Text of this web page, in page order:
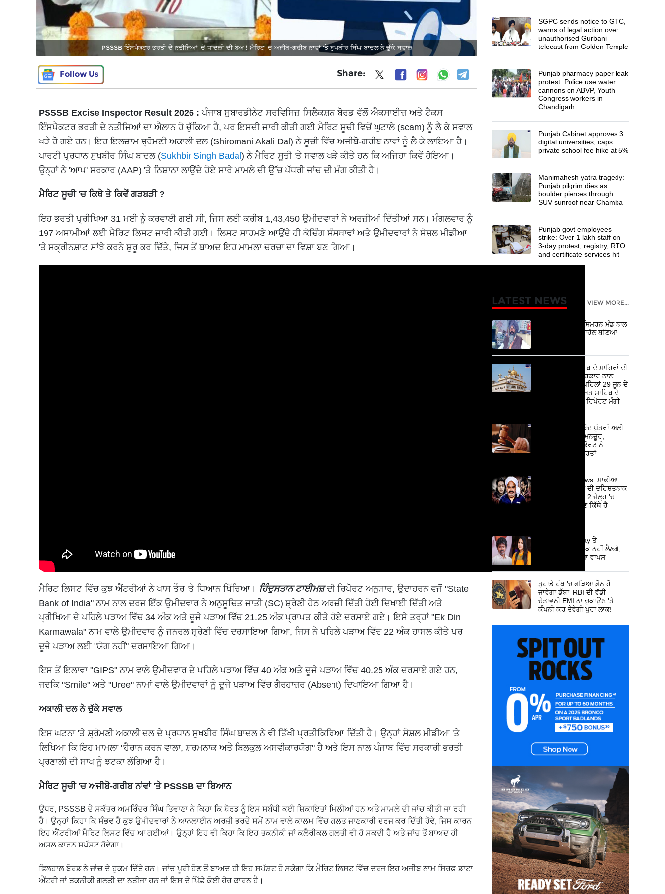
PSSSB ਇੰਸਪੈਕਟਰ ਭਰਤੀ ਦੇ ਨਤੀਜਿਆਂ 'ਚੋਂ ਧਾਂਦਲੀ ਦੀ ਬੋਅ ! ਮੈਰਿਟ 'ਚ ਅਜੀਬੋ-ਗਰੀਬ ਨਾਵਾਂ 'ਤੇ ਸੁਖਬੀਰ ਸਿੰਘ ਬਾਦਲ ਨੇ ਚੁੱਕੇ ਸਵਾਲ
Follow Us Share:
PSSSB Excise Inspector Result 2026 : ਪੰਜਾਬ ਸੁਬਾਰਡੀਨੇਟ ਸਰਵਿਸਿਜ਼ ਸਿਲੈਕਸ਼ਨ ਬੋਰਡ ਵੱਲੋਂ ਐਕਸਾਈਜ਼ ਅਤੇ ਟੈਕਸ
ਇੰਸਪੈਕਟਰ ਭਰਤੀ ਦੇ ਨਤੀਜਿਆਂ ਦਾ ਐਲਾਨ ਹੋ ਚੁੱਕਿਆ ਹੈ, ਪਰ ਇਸਦੀ ਜਾਰੀ ਕੀਤੀ ਗਈ ਮੈਰਿਟ ਸੂਚੀ ਵਿਚੋਂ ਘੁਟਾਲੇ (scam) ਨੂੰ ਲੈ ਕੇ ਸਵਾਲ
ਖੜੇ ਹੋ ਗਏ ਹਨ। ਇਹ ਇਲਜ਼ਾਮ ਸ਼੍ਰੋਮਣੀ ਅਕਾਲੀ ਦਲ (Shiromani Akali Dal) ਨੇ ਸੂਚੀ ਵਿੱਚ ਅਜੀਬੋ-ਗਰੀਬ ਨਾਵਾਂ ਨੂੰ ਲੈ ਕੇ ਲਾਇਆ ਹੈ।
ਪਾਰਟੀ ਪ੍ਰਧਾਨ ਸੁਖਬੀਰ ਸਿੰਘ ਬਾਦਲ (Sukhbir Singh Badal) ਨੇ ਮੈਰਿਟ ਸੂਚੀ 'ਤੇ ਸਵਾਲ ਖੜੇ ਕੀਤੇ ਹਨ ਕਿ ਅਜਿਹਾ ਕਿਵੇਂ ਹੋਇਆ।
ਉਨ੍ਹਾਂ ਨੇ 'ਆਪ' ਸਰਕਾਰ (AAP) 'ਤੇ ਨਿਸ਼ਾਨਾ ਲਾਉਂਦੇ ਹੋਏ ਸਾਰੇ ਮਾਮਲੇ ਦੀ ਉੱਚ ਪੱਧਰੀ ਜਾਂਚ ਦੀ ਮੰਗ ਕੀਤੀ ਹੈ।
ਮੈਰਿਟ ਸੂਚੀ 'ਚ ਕਿਥੇ ਤੇ ਕਿਵੇਂ ਗੜਬੜੀ ?
ਇਹ ਭਰਤੀ ਪ੍ਰੀਖਿਆ 31 ਮਈ ਨੂੰ ਕਰਵਾਈ ਗਈ ਸੀ, ਜਿਸ ਲਈ ਕਰੀਬ 1,43,450 ਉਮੀਦਵਾਰਾਂ ਨੇ ਅਰਜ਼ੀਆਂ ਦਿੱਤੀਆਂ ਸਨ। ਮੰਗਲਵਾਰ ਨੂੰ
197 ਅਸਾਮੀਆਂ ਲਈ ਮੈਰਿਟ ਲਿਸਟ ਜਾਰੀ ਕੀਤੀ ਗਈ। ਲਿਸਟ ਸਾਹਮਣੇ ਆਉਂਦੇ ਹੀ ਕੋਚਿੰਗ ਸੰਸਥਾਵਾਂ ਅਤੇ ਉਮੀਦਵਾਰਾਂ ਨੇ ਸੋਸ਼ਲ ਮੀਡੀਆ
'ਤੇ ਸਕ੍ਰੀਨਸ਼ਾਟ ਸਾਂਝੇ ਕਰਨੇ ਸ਼ੁਰੂ ਕਰ ਦਿੱਤੇ, ਜਿਸ ਤੋਂ ਬਾਅਦ ਇਹ ਮਾਮਲਾ ਚਰਚਾ ਦਾ ਵਿਸ਼ਾ ਬਣ ਗਿਆ।
ਮੈਰਿਟ ਲਿਸਟ ਵਿੱਚ ਕੁਝ ਐਂਟਰੀਆਂ ਨੇ ਖਾਸ ਤੌਰ 'ਤੇ ਧਿਆਨ ਖਿੱਚਿਆ। ਹਿੰਦੁਸਤਾਨ ਟਾਈਮਜ਼ਦੀ ਰਿਪੋਰਟ ਅਨੁਸਾਰ, ਉਦਾਹਰਨ ਵਜੋਂ "State
Bank of India" ਨਾਮ ਨਾਲ ਦਰਜ ਇੱਕ ਉਮੀਦਵਾਰ ਨੇ ਅਨੁਸੂਚਿਤ ਜਾਤੀ (SC) ਸ਼੍ਰੇਣੀ ਹੇਠ ਅਰਜ਼ੀ ਦਿੱਤੀ ਹੋਈ ਦਿਖਾਈ ਦਿੱਤੀ ਅਤੇ
ਪ੍ਰੀਖਿਆ ਦੇ ਪਹਿਲੇ ਪੜਾਅ ਵਿੱਚ 34 ਅੰਕ ਅਤੇ ਦੂਜੇ ਪੜਾਅ ਵਿੱਚ 21.25 ਅੰਕ ਪ੍ਰਾਪਤ ਕੀਤੇ ਹੋਏ ਦਰਸਾਏ ਗਏ। ਇਸੇ ਤਰ੍ਹਾਂ "Ek Din
Karmawala" ਨਾਮ ਵਾਲੇ ਉਮੀਦਵਾਰ ਨੂੰ ਜਨਰਲ ਸ਼੍ਰੇਣੀ ਵਿੱਚ ਦਰਸਾਇਆ ਗਿਆ, ਜਿਸ ਨੇ ਪਹਿਲੇ ਪੜਾਅ ਵਿੱਚ 22 ਅੰਕ ਹਾਸਲ ਕੀਤੇ ਪਰ
ਦੂਜੇ ਪੜਾਅ ਲਈ "ਯੋਗ ਨਹੀਂ" ਦਰਸਾਇਆ ਗਿਆ।
ਇਸ ਤੋਂ ਇਲਾਵਾ "GIPS" ਨਾਮ ਵਾਲੇ ਉਮੀਦਵਾਰ ਦੇ ਪਹਿਲੇ ਪੜਾਅ ਵਿੱਚ 40 ਅੰਕ ਅਤੇ ਦੂਜੇ ਪੜਾਅ ਵਿੱਚ 40.25 ਅੰਕ ਦਰਸਾਏ ਗਏ ਹਨ,
ਜਦਕਿ "Smile" ਅਤੇ "Uree" ਨਾਮਾਂ ਵਾਲੇ ਉਮੀਦਵਾਰਾਂ ਨੂੰ ਦੂਜੇ ਪੜਾਅ ਵਿੱਚ ਗੈਰਹਾਜ਼ਰ (Absent) ਦਿਖਾਇਆ ਗਿਆ ਹੈ।
ਅਕਾਲੀ ਦਲ ਨੇ ਚੁੱਕੇ ਸਵਾਲ
ਇਸ ਘਟਨਾ 'ਤੇ ਸ਼੍ਰੋਮਣੀ ਅਕਾਲੀ ਦਲ ਦੇ ਪ੍ਰਧਾਨ ਸੁਖਬੀਰ ਸਿੰਘ ਬਾਦਲ ਨੇ ਵੀ ਤਿੱਖੀ ਪ੍ਰਤੀਕਿਰਿਆ ਦਿੱਤੀ ਹੈ। ਉਨ੍ਹਾਂ ਸੋਸ਼ਲ ਮੀਡੀਆ 'ਤੇ
ਲਿਖਿਆ ਕਿ ਇਹ ਮਾਮਲਾ "ਹੈਰਾਨ ਕਰਨ ਵਾਲਾ, ਸ਼ਰਮਨਾਕ ਅਤੇ ਬਿਲਕੁਲ ਅਸਵੀਕਾਰਯੋਗ" ਹੈ ਅਤੇ ਇਸ ਨਾਲ ਪੰਜਾਬ ਵਿੱਚ ਸਰਕਾਰੀ ਭਰਤੀ
ਪ੍ਰਣਾਲੀ ਦੀ ਸਾਖ ਨੂੰ ਝਟਕਾ ਲੱਗਿਆ ਹੈ।
ਮੈਰਿਟ ਸੂਚੀ 'ਚ ਅਜੀਬੋ-ਗਰੀਬ ਨਾਂਵਾਂ 'ਤੇ PSSSB ਦਾ ਬਿਆਨ
ਉਧਰ, PSSSB ਦੇ ਸਕੱਤਰ ਅਮਰਿੰਦਰ ਸਿੰਘ ਤਿਵਾਣਾ ਨੇ ਕਿਹਾ ਕਿ ਬੋਰਡ ਨੂੰ ਇਸ ਸਬੰਧੀ ਕਈ ਸ਼ਿਕਾਇਤਾਂ ਮਿਲੀਆਂ ਹਨ ਅਤੇ ਮਾਮਲੇ ਦੀ ਜਾਂਚ ਕੀਤੀ ਜਾ ਰਹੀ
ਹੈ। ਉਨ੍ਹਾਂ ਕਿਹਾ ਕਿ ਸੰਭਵ ਹੈ ਕੁਝ ਉਮੀਦਵਾਰਾਂ ਨੇ ਆਨਲਾਈਨ ਅਰਜ਼ੀ ਭਰਦੇ ਸਮੇਂ ਨਾਮ ਵਾਲੇ ਕਾਲਮ ਵਿੱਚ ਗਲਤ ਜਾਣਕਾਰੀ ਦਰਜ ਕਰ ਦਿੱਤੀ ਹੋਵੇ, ਜਿਸ ਕਾਰਨ
ਇਹ ਐਂਟਰੀਆਂ ਮੈਰਿਟ ਲਿਸਟ ਵਿੱਚ ਆ ਗਈਆਂ। ਉਨ੍ਹਾਂ ਇਹ ਵੀ ਕਿਹਾ ਕਿ ਇਹ ਤਕਨੀਕੀ ਜਾਂ ਕਲੈਰੀਕਲ ਗਲਤੀ ਵੀ ਹੋ ਸਕਦੀ ਹੈ ਅਤੇ ਜਾਂਚ ਤੋਂ ਬਾਅਦ ਹੀ
ਅਸਲ ਕਾਰਨ ਸਪੱਸ਼ਟ ਹੋਵੇਗਾ।
ਫਿਲਹਾਲ ਬੋਰਡ ਨੇ ਜਾਂਚ ਦੇ ਹੁਕਮ ਦਿੱਤੇ ਹਨ। ਜਾਂਚ ਪੂਰੀ ਹੋਣ ਤੋਂ ਬਾਅਦ ਹੀ ਇਹ ਸਪੱਸ਼ਟ ਹੋ ਸਕੇਗਾ ਕਿ ਮੈਰਿਟ ਲਿਸਟ ਵਿੱਚ ਦਰਜ ਇਹ ਅਜੀਬ ਨਾਮ ਸਿਰਫ਼ ਡਾਟਾ
ਐਂਟਰੀ ਜਾਂ ਤਕਨੀਕੀ ਗਲਤੀ ਦਾ ਨਤੀਜਾ ਹਨ ਜਾਂ ਇਸ ਦੇ ਪਿੱਛੇ ਕੋਈ ਹੋਰ ਕਾਰਨ ਹੈ।
SGPC sends notice to GTC,
warns of legal action over
unauthorised Gurbani
telecast from Golden Temple
Punjab pharmacy paper leak
protest: Police use water
cannons on ABVP, Youth
Congress workers in
Chandigarh
Punjab Cabinet approves 3
digital universities, caps
private school fee hike at 5%
Manimahesh yatra tragedy:
Punjab pilgrim dies as
boulder pierces through
SUV sunroof near Chamba
Punjab govt employees
strike: Over 1 lakh staff on
3-day protest; registry, RTO
and certificate services hit
LATEST NEWS VIEW MORE...
ਹਰਿਆਣਾ 'ਚ ਗੁਰਸਿਮਰਨ ਮੰਡ ਨਾਲ
ਕਥਿਤ ਕੁੱਟਮਾਰ, ਮਾਹੌਲ ਬਣਿਆ
ਅਕਾਲ ਤਖ਼ਤ ਸਾਹਿਬ ਦੇ ਮਾਹਿਰਾਂ ਦੀ
ਕਮੇਟੀ ਨੇ ਪੰਜਾਬ ਸਰਕਾਰ ਨਾਲ
ਗੱਲਬਾਤ ਕਰਨ ਤੋਂ ਪਹਿਲਾਂ 29 ਜੂਨ ਦੇ
ਜਥੇਦਾਰ ਅਕਾਲ ਤਖ਼ਤ ਸਾਹਿਬ ਦੇ
ਆਦੇਸ਼ਾਂ ਦੀ ਪਾਲਣਾ ਰਿਪੋਰਟ ਮੰਗੀ
ਅਤੀਕ ਦੇ ਜੇਲ 'ਚ ਬੰਦ ਪੁੱਤਰਾਂ ਅਲੀ
ਤੇ ਉਮਰ ਦੀ ਪੈਰੋਲ ਮਨਜ਼ੂਰ,
ਇਲਾਹਾਬਾਦ ਹਾਈਕੋਰਟ ਨੇ
ਲਗਾਈਆਂ ਸਖ਼ਤ ਸ਼ਰਤਾਂ
Atiq Ahmed News: ਮਾਫ਼ੀਆ
ਅਤੀਕ ਦੇ 5 ਪੁੱਤਰਾਂ ਦੀ ਦਹਿਸ਼ਤਨਾਕ
ਕਹਾਣੀ: 2 ਦੀ ਮੌਤ, 2 ਜੇਲ੍ਹ 'ਚ
ਬੰਦ... ਇੱਕ ਦਾ ਜਾਣੋ ਕਿੱਥੇ ਹੈ
Thalapathy Vijay ਤੇ
Sangeetha ਤਲਾਕ ਨਹੀਂ ਲੈਣਗੇ,
ਪਤਨੀ ਨੇ ਕੇਸ ਲਿਆ ਵਾਪਸ
ਤੁਹਾਡੇ ਹੱਥ 'ਚ ਫੜਿਆ ਫ਼ੋਨ ਹੋ
ਜਾਵੇਗਾ ਡੱਬਾ! RBI ਦੀ ਵੱਡੀ
ਚੇਤਾਵਨੀ EMI ਨਾ ਚੁਕਾਉਣ 'ਤੇ
ਕੰਪਨੀ ਕਰ ਦੇਵੇਗੀ ਪੂਰਾ ਲਾਕ!